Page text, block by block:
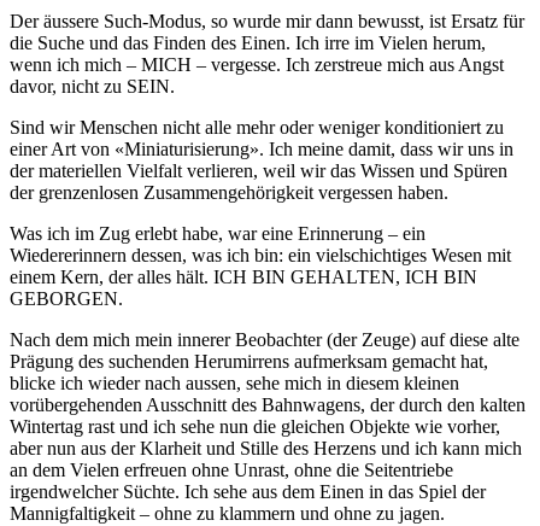
Der äussere Such-Modus, so wurde mir dann bewusst, ist Ersatz für
die Suche und das Finden des Einen. Ich irre im Vielen herum,
wenn ich mich – MICH – vergesse. Ich zerstreue mich aus Angst
davor, nicht zu SEIN.
Sind wir Menschen nicht alle mehr oder weniger konditioniert zu
einer Art von «Miniaturisierung». Ich meine damit, dass wir uns in
der materiellen Vielfalt verlieren, weil wir das Wissen und Spüren
der grenzenlosen Zusammengehörigkeit vergessen haben.
Was ich im Zug erlebt habe, war eine Erinnerung – ein
Wiedererinnern dessen, was ich bin: ein vielschichtiges Wesen mit
einem Kern, der alles hält. ICH BIN GEHALTEN, ICH BIN
GEBORGEN.
Nach dem mich mein innerer Beobachter (der Zeuge) auf diese alte
Prägung des suchenden Herumirrens aufmerksam gemacht hat,
blicke ich wieder nach aussen, sehe mich in diesem kleinen
vorübergehenden Ausschnitt des Bahnwagens, der durch den kalten
Wintertag rast und ich sehe nun die gleichen Objekte wie vorher,
aber nun aus der Klarheit und Stille des Herzens und ich kann mich
an dem Vielen erfreuen ohne Unrast, ohne die Seitentriebe
irgendwelcher Süchte. Ich sehe aus dem Einen in das Spiel der
Mannigfaltigkeit – ohne zu klammern und ohne zu jagen.